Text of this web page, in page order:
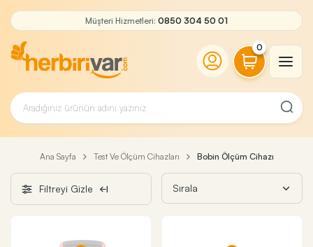
Müşteri Hizmetleri: 0850 304 50 01
0
Ana Sayfa Test Ve Ölçüm Cihazları Bobin Ölçüm Cihazı
Filtreyi Gizle